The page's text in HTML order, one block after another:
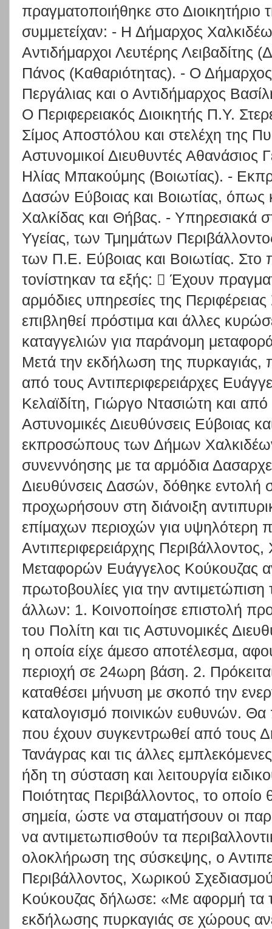
πραγματοποιήθηκε στο Διοικητήριο
συμμετείχαν: - Η Δήμαρχος
Αντιδήμαρχοι Λευτέρης Λειβαδίτης
Πάνος (Καθαριότητας). - Ο
Περγάλιας και ο Αντιδήμαρχος
Ο Περιφερειακός Διοικητής Π.Υ.
Σίμος Αποστόλου και στελέχη της
Αστυνομικοί Διευθυντές Αθανάσιος
Ηλίας Μπακούμης (Βοιωτίας). -
Δασών Εύβοιας και Βοιωτίας, όπως
Χαλκίδας και Θήβας. - Υπηρεσιακά
Υγείας, των Τμημάτων
των Π.Ε. Εύβοιας και Βοιωτίας. Στο
τονίστηκαν τα εξής:  Έχουν
αρμόδιες υπηρεσίες της
επιβληθεί πρόστιμα και άλλες
καταγγελιών για παράνομη
Μετά την εκδήλωση της πυρκαγιάς,
από τους Αντιπεριφερειάρχες
Κελαϊδίτη, Γιώργο Ντασιώτη και
Αστυνομικές Διευθύνσεις Εύβοιας
εκπροσώπους των Δήμων
συνεννόησης με τα αρμόδια
Διευθύνσεις Δασών, δόθηκε εντολή
προχωρήσουν στη διάνοιξη
επίμαχων περιοχών για υψηλότερη
Αντιπεριφερειάρχης
Μεταφορών Ευάγγελος Κούκουζας
πρωτοβουλίες για την
άλλων: 1. Κοινοποίησε επιστολή
του Πολίτη και τις Αστυνομικές
η οποία είχε άμεσο αποτέλεσμα,
περιοχή σε 24ωρη βάση. 2.
καταθέσει μήνυση με σκοπό την
καταλογισμό ποινικών ευθυνών. Θα
που έχουν συγκεντρωθεί από τους
Τανάγρας και τις άλλες
ήδη τη σύσταση και λειτουργία
Ποιότητας Περιβάλλοντος, το οποίο
σημεία, ώστε να σταματήσουν οι
να αντιμετωπισθούν τα
ολοκλήρωση της σύσκεψης, ο
Περιβάλλοντος, Χωρικού
Κούκουζας δήλωσε: «Με αφορμή τα
εκδήλωσης πυρκαγιάς σε χώρους